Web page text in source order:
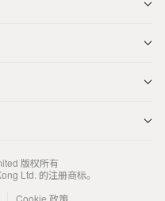
版权所有
Ltd. 的注册商标。
Cookie 政策